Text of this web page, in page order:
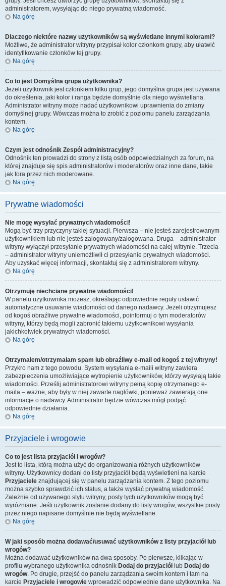
administratorem, wysyłając do niego prywatną wiadomość.
Na górę
Dlaczego niektóre nazwy użytkowników są wyświetlane innymi kolorami?
Możliwe, że administrator witryny przypisał kolor członkom grupy, aby ułatwić
identyfikowanie członków tej grupy.
Na górę
Co to jest Domyślna grupa użytkownika?
Jeżeli użytkownik jest członkiem kilku grup, jego domyślna grupa jest używana
do określenia, jaki kolor i ranga będzie domyślnie dla niego wyświetlana.
Administrator witryny może nadać użytkownikowi uprawnienia do zmiany
domyślnej grupy. Wówczas można to zrobić z poziomu panelu zarządzania
kontem.
Na górę
Czym jest odnośnik Zespół administracyjny?
Odnośnik ten prowadzi do strony z listą osób odpowiedzialnych za forum, na
której znajduje się spis administratorów i moderatorów oraz inne dane, takie
jak fora przez nich moderowane.
Na górę
Prywatne wiadomości
Nie mogę wysyłać prywatnych wiadomości!
Mogą być trzy przyczyny takiej sytuacji. Pierwsza – nie jesteś zarejestrowanym
użytkownikiem lub nie jesteś zalogowany/zalogowana. Druga – administrator
witryny wyłączył przesyłanie prywatnych wiadomości na całej witrynie. Trzecia
– administrator witryny uniemożliwił ci przesyłanie prywatnych wiadomości.
Aby uzyskać więcej informacji, skontaktuj się z administratorem witryny.
Na górę
Otrzymuję niechciane prywatne wiadomości!
W panelu użytkownika możesz, określając odpowiednie reguły ustawić
automatyczne usuwanie wiadomości od danego nadawcy. Jeżeli otrzymujesz
od kogoś obraźliwe prywatne wiadomości, poinformuj o tym moderatorów
witryny, którzy będą mogli zabronić takiemu użytkownikowi wysyłania
jakichkolwiek prywatnych wiadomości.
Na górę
Otrzymałem/otrzymałam spam lub obraźliwy e-mail od kogoś z tej witryny!
Przykro nam z tego powodu. System wysyłania e-maili witryny zawiera
zabezpieczenia umożliwiające wytropienie użytkowników, którzy wysyłają takie
wiadomości. Prześlij administratorowi witryny pełną kopię otrzymanego e-
maila – ważne, aby były w niej zawarte nagłówki, ponieważ zawierają one
informacje o nadawcy. Administrator będzie wówczas mógł podjąć
odpowiednie działania.
Na górę
Przyjaciele i wrogowie
Co to jest lista przyjaciół i wrogów?
Jest to lista, którą można użyć do organizowania różnych użytkowników
witryny. Użytkownicy dodani do listy przyjaciół będą wyświetleni na karcie
Przyjaciele znajdującej się w panelu zarządzania kontem. Z tego poziomu
można szybko sprawdzić ich status, a także wysłać prywatną wiadomość.
Zależnie od używanego stylu witryny, posty tych użytkowników mogą być
wyróżniane. Jeśli użytkownik zostanie dodany do listy wrogów, wszystkie posty
przez niego napisane domyślnie nie będą wyświetlane.
Na górę
W jaki sposób można dodawać/usuwać użytkowników z listy przyjaciół lub
wrogów?
Można dodawać użytkowników na dwa sposoby. Po pierwsze, klikając w
profilu wybranego użytkownika odnośnik Dodaj do przyjaciółlub Dodaj do
wrogów. Po drugie, przejść do panelu zarządzania swoim kontem i tam na
karcie Przyjaciele i wrogowie wprowadzić odpowiednie dane użytkownika. Na